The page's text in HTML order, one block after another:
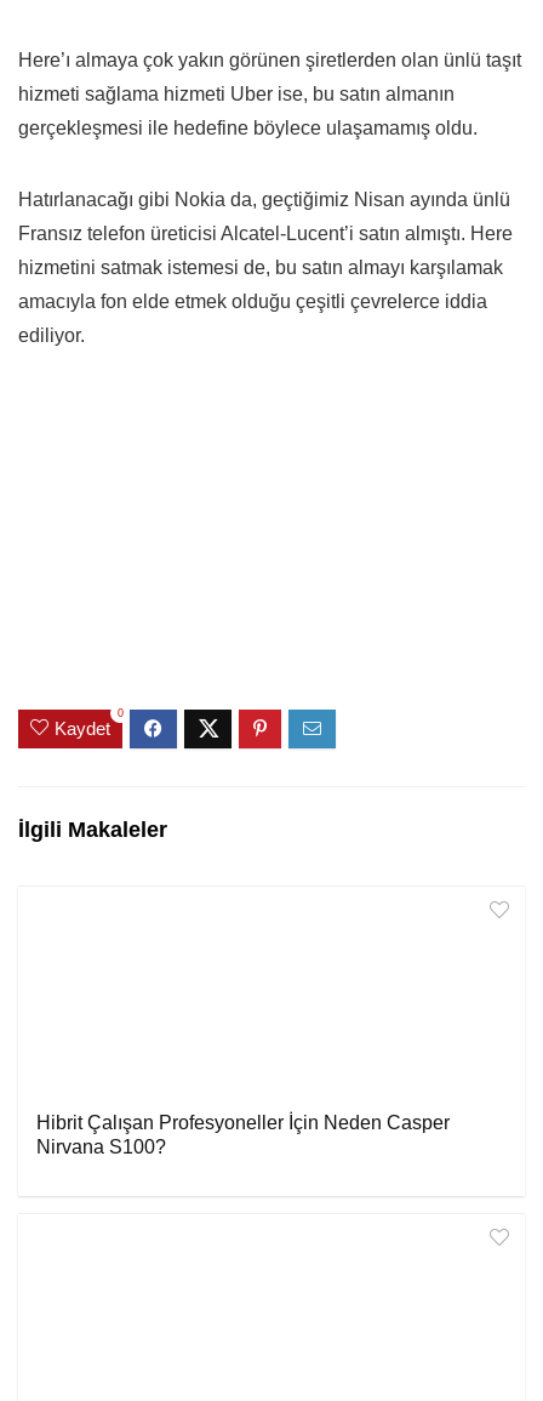
Here’ı almaya çok yakın görünen şiretlerden olan ünlü taşıt
hizmeti sağlama hizmeti Uber ise, bu satın almanın
gerçekleşmesi ile hedefine böylece ulaşamamış oldu.
Hatırlanacağı gibi Nokia da, geçtiğimiz Nisan ayında ünlü
Fransız telefon üreticisi Alcatel-Lucent’i satın almıştı. Here
hizmetini satmak istemesi de, bu satın almayı karşılamak
amacıyla fon elde etmek olduğu çeşitli çevrelerce iddia
ediliyor.
Kaydet
0
İlgili Makaleler
Hibrit Çalışan Profesyoneller İçin Neden Casper
Nirvana S100?